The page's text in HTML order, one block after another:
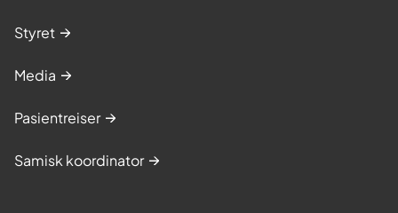
Styret
Media
Pasientreiser
Samisk koordinator